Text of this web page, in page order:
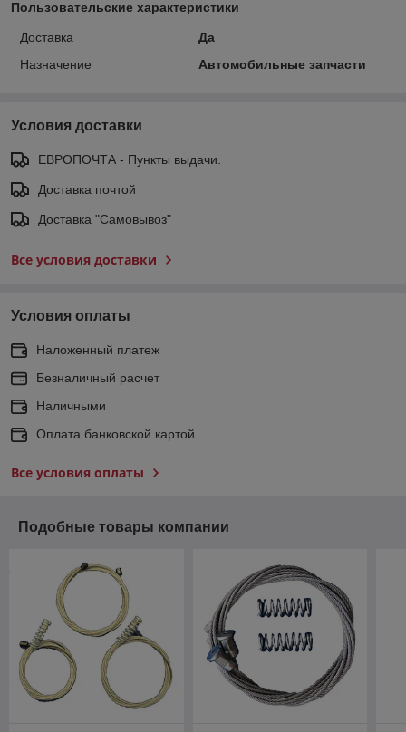
Пользовательские характеристики
Доставка
Да
Назначение
Автомобильные запчасти
Условия доставки
ЕВРОПОЧТА - Пункты выдачи.
Доставка почтой
Доставка "Самовывоз"
Все условия доставки
Условия оплаты
Наложенный платеж
Безналичный расчет
Наличными
Оплата банковской картой
Все условия оплаты
Подобные товары компании